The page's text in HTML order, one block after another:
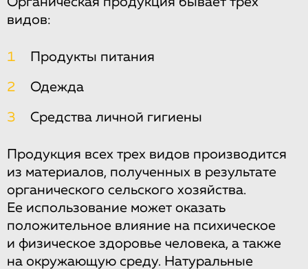
видов:
1 Продукты питания
2 Одежда
3 Средства личной гигиены
Продукция всех трех видов производится
из материалов, полученных в результате
органического сельского хозяйства.
Ее использование может оказать
положительное влияние на психическое
и физическое здоровье человека, а также
на окружающую среду. Натуральные